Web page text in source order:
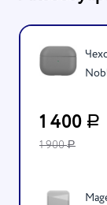
1 400 Р
1 900Р